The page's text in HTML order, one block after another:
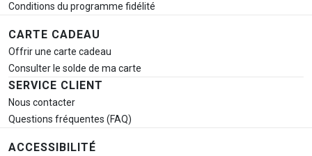
Conditions du programme fidélité
CARTE CADEAU
Offrir une carte cadeau
Consulter le solde de ma carte
SERVICE CLIENT
Nous contacter
Questions fréquentes (FAQ)
ACCESSIBILITÉ